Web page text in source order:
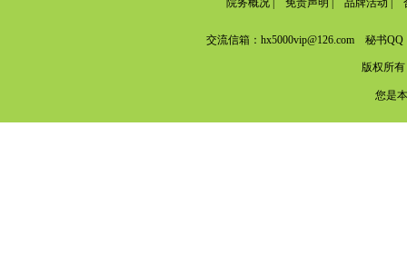
院务概况| 免责声明 品牌活动
交流信箱：hx5000vip@126.com 秘书
版权所
您是